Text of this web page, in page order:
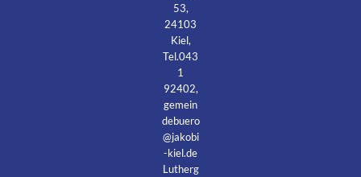
53,
24103
Kiel,
Tel.043
1
92402,
gemein
debuero
@jakobi
-kiel.de
Lutherg